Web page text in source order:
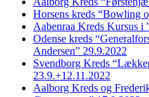
Horsens kreds “Bowling
Aabenraa Kreds Kursus i
Odense kreds
Andersen” 29.9.2022
Svendborg Kreds
23.9.+12.11.2022
Aalborg Kreds og